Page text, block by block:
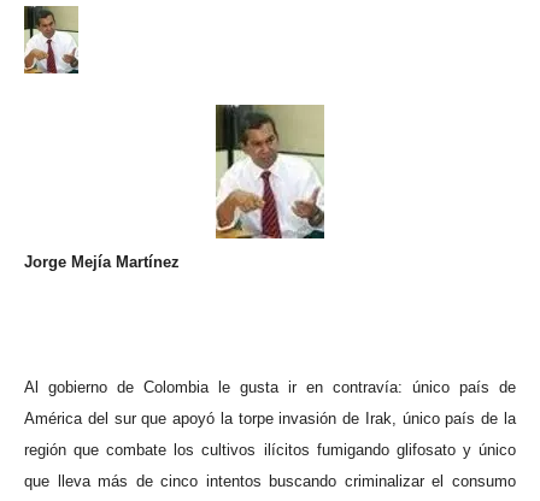
Jorge Mejía Martínez
Al gobierno de Colombia le gusta ir en contravía: único país de
América del sur que apoyó la torpe invasión de Irak, único país de la
región que combate los cultivos ilícitos fumigando glifosato y único
que lleva más de cinco intentos buscando criminalizar el consumo